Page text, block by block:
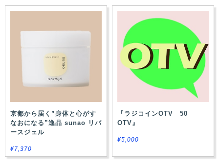
京都から届く”身体と心がす
なおになる”逸品 sunao リバ
ースジェル
¥7,370
『ラジコインOTV 50
OTV』
¥5,000